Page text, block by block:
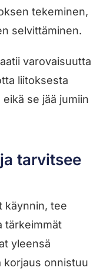
tekeminen,
selvittäminen.
varovaisuutta
liitoksesta
se jää jumiin
tarvitsee
käynnin, tee
tärkeimmät
yleensä
korjaus onnistuu